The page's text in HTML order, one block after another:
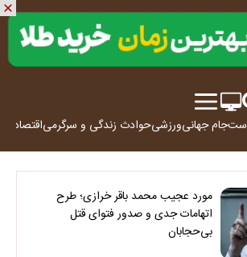
جام جهانیورزشیحوادث زندگی و سرگرمیاقتصاد
مورد عجیب محمد باقر خرازی؛ طرح
اتهامات جدی و صدور فتوای قتل
بی‌حجابان